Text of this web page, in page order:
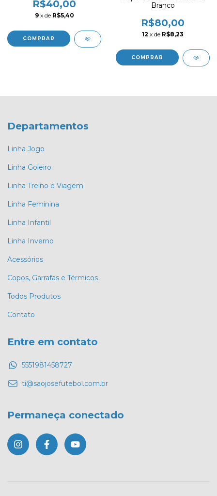
R$40,00
9 x de R$5,40
Branco
R$80,00
12 x de R$8,23
Departamentos
Linha Jogo
Linha Goleiro
Linha Treino e Viagem
Linha Feminina
Linha Infantil
Linha Inverno
Acessórios
Copos, Garrafas e Térmicos
Todos Produtos
Contato
Entre em contato
5551981458727
ti@saojosefutebol.com.br
Permaneça conectado